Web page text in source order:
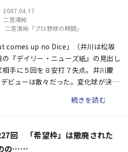
2007.04.17
二宮清純
二宮清純「プロ野球の時間」
comes up no Dice」（井川は松坂
『デイリー・ニューズ紙』の見出し
手に５回を８安打７失点。井川慶
ビューは散々だった。変化球が決ま
続きを読む
回 「希望枠」は撤廃された
の……